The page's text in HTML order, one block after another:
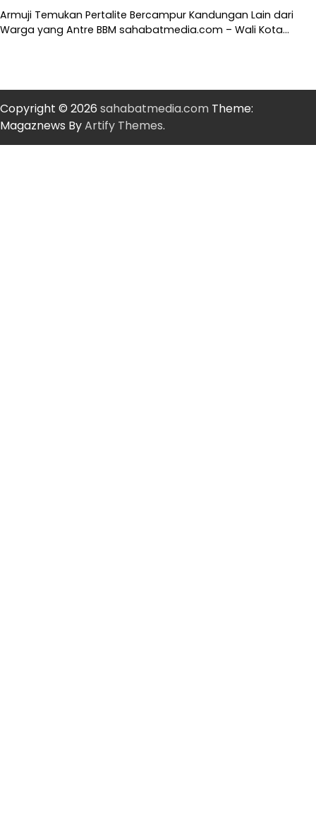
Armuji Temukan Pertalite Bercampur Kandungan Lain dari
Warga yang Antre BBM sahabatmedia.com – Wali Kota…
Copyright © 2026 sahabatmedia.com Theme:
Magaznews ByArtify Themes.